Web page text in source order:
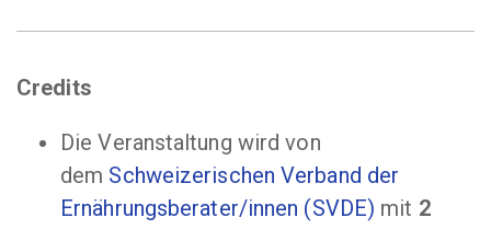
Credits
Die Veranstaltung wird von
dem Schweizerischen Verband der
Ernährungsberater/innen (SVDE) mit 2